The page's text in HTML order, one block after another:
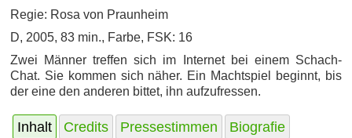
Regie: Rosa von Praunheim
D, 2005, 83 min., Farbe, FSK: 16
Zwei Männer treffen sich im Internet bei einem Schach-
Chat. Sie kommen sich näher. Ein Machtspiel beginnt, bis
der eine den anderen bittet, ihn aufzufressen.
Inhalt Credits Pressestimmen
Biografie